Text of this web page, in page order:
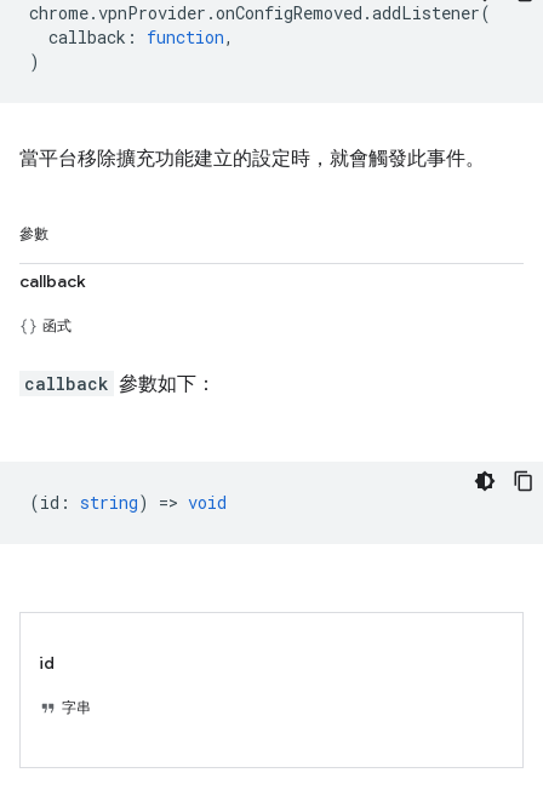
chrome.vpnProvider .onConfigRemoved .addListener(
callback : function,
)
當平台移除擴充功能建立的設定時，就會觸發此事件。
參數
callback
函式
callback 參數如下：
(id : string) => void
id
字串